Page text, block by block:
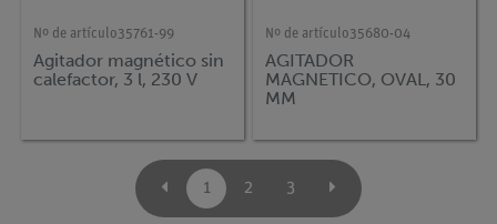
Nº de artículo35761-99
Agitador magnético sin
calefactor, 3 l, 230 V
Nº de artículo35680-04
AGITADOR
MAGNETICO, OVAL, 30
MM
1 2 3